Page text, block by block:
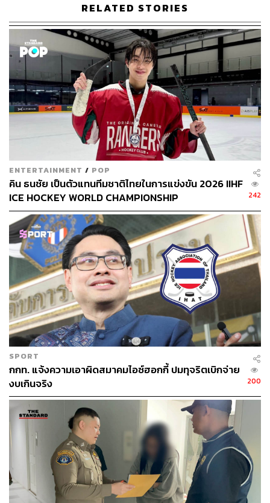
RELATED STORIES
ENTERTAINMENT / POP
คิน ธนชัย เป็นตัวแทนทีมชาติไทยในการแข่งขัน 2026 IIHF
ICE HOCKEY WORLD CHAMPIONSHIP
242
SPORT
กกท. แจ้งความเอาผิดสมาคมไอซ์ฮอกกี้ ปมทุจริตเบิกจ่าย
งบเกินจริง
200